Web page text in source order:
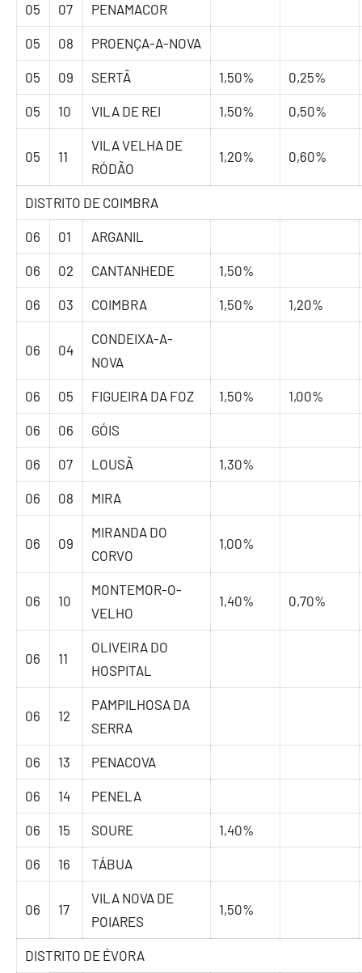
05 07 PENAMACOR
05 08 PROENÇA-A-NOVA
05 09 SERTÃ 1,50% 0,25%
05 10 VILA DE REI 1,50% 0,50%
05 11
VILA VELHA DE
RÓDÃO
1,20% 0,60%
DISTRITO DE COIMBRA
06 01 ARGANIL
06 02 CANTANHEDE 1,50%
06 03 COIMBRA 1,50% 1,20%
06 04
CONDEIXA-A-
NOVA
06 05 FIGUEIRA DA FOZ 1,50% 1,00%
06 06 GÓIS
06 07 LOUSÃ 1,30%
06 08 MIRA
06 09
MIRANDA DO
CORVO
1,00%
06 10
MONTEMOR-O-
VELHO
1,40% 0,70%
06 11
OLIVEIRA DO
HOSPITAL
06 12
PAMPILHOSA DA
SERRA
06 13 PENACOVA
06 14 PENELA
06 15 SOURE 1,40%
06 16 TÁBUA
06 17
VILA NOVA DE
POIARES
1,50%
DISTRITO DE ÉVORA